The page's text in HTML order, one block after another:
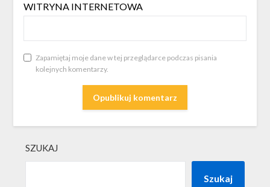
WITRYNA INTERNETOWA
Zapamiętaj moje dane w tej przeglądarce podczas pisania
kolejnych komentarzy.
SZUKAJ
Szukaj